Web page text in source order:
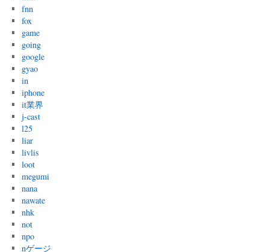
fnn
fox
game
going
google
gyao
in
iphone
it業界
j-cast
l25
liar
livlis
loot
megumi
nana
nawate
nhk
not
npo
nゲージ